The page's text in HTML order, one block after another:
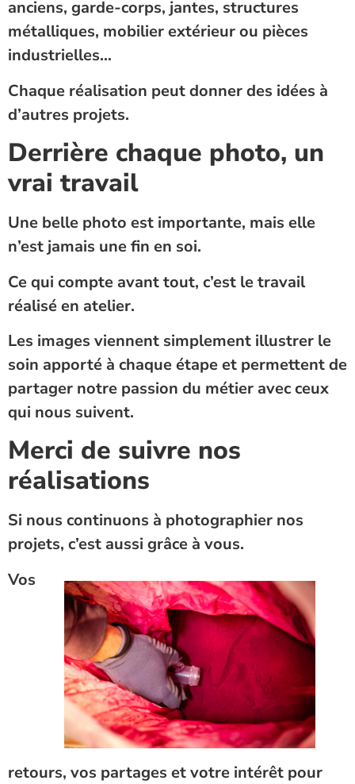
anciens, garde-corps, jantes, structures
métalliques, mobilier extérieur ou pièces
industrielles…
Chaque réalisation peut donner des idées à
d’autres projets.
Derrière chaque photo, un
vrai travail
Une belle photo est importante, mais elle
n’est jamais une fin en soi.
Ce qui compte avant tout, c’est le travail
réalisé en atelier.
Les images viennent simplement illustrer le
soin apporté à chaque étape et permettent de
partager notre passion du métier avec ceux
qui nous suivent.
Merci de suivre nos
réalisations
Si nous continuons à photographier nos
projets, c’est aussi grâce à vous.
Vos
retours, vos partages et votre intérêt pour